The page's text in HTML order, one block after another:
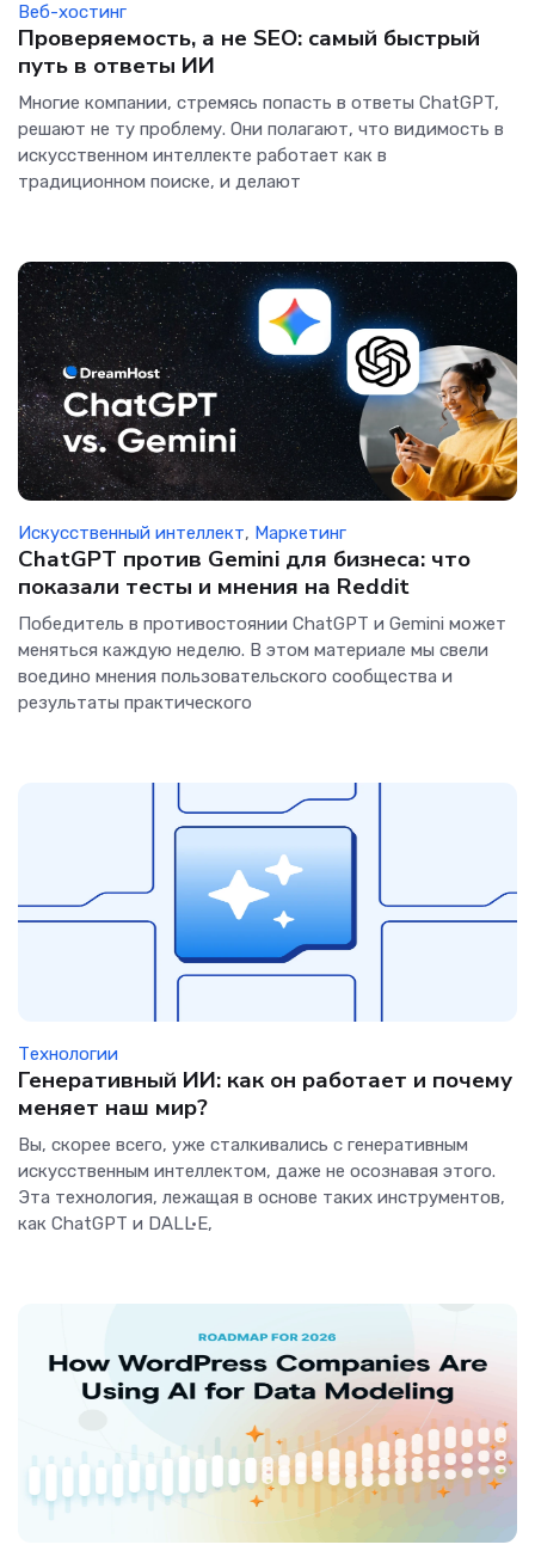
Веб-хостинг
Проверяемость, а не SEO: самый быстрый
путь в ответы ИИ
Многие компании, стремясь попасть в ответы ChatGPT,
решают не ту проблему. Они полагают, что видимость в
искусственном интеллекте работает как в
традиционном поиске, и делают
Искусственный интеллект, Маркетинг
ChatGPT против Gemini для бизнеса: что
показали тесты и мнения на Reddit
Победитель в противостоянии ChatGPT и Gemini может
меняться каждую неделю. В этом материале мы свели
воедино мнения пользовательского сообщества и
результаты практического
Технологии
Генеративный ИИ: как он работает и почему
меняет наш мир?
Вы, скорее всего, уже сталкивались с генеративным
искусственным интеллектом, даже не осознавая этого.
Эта технология, лежащая в основе таких инструментов,
как ChatGPT и DALL·E,